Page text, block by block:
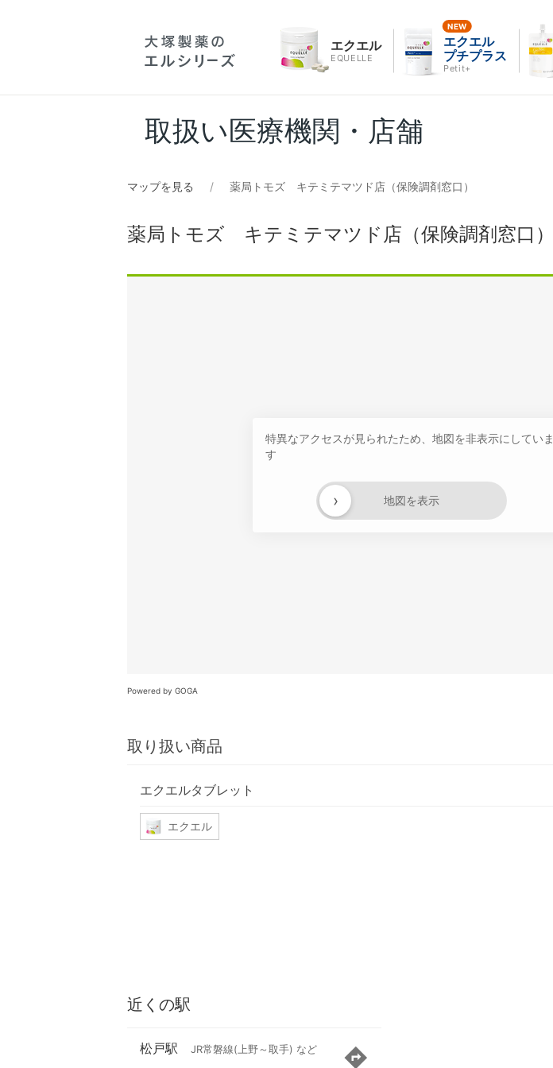
エクエル
EQUELLE
エクエル
プチプラス
Petit+
取扱い医療機関・店舗
マップを見る 薬局トモズ キテミテマツド店（保険調剤窓口）
薬局トモズ キテミテマツド店（保険調剤窓口）
特異なアクセスが見られたため、地図を非表示にしていま
す
地図を表示
›
Powered by GOGA
取り扱い商品
エクエルタブレット
エクエル
近くの駅
松戸駅 JR常磐線(上野～取手) など